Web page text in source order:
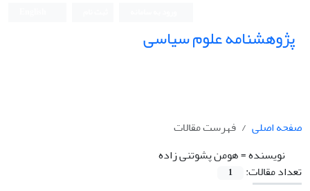
پژوهشنامه علوم سیاسی
صفحه اصلی
فهرست مقالات
نویسنده =هومن پشوتنی زاده
تعداد مقالات:
1